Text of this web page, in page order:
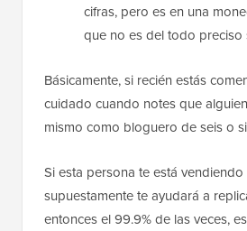
cifras, pero es en una
que no es del todo preciso
Básicamente, si recién estás
cuidado cuando notes que
mismo como bloguero de seis o
Si esta persona te está
supuestamente te ayudará a
entonces el 99.9% de las veces,